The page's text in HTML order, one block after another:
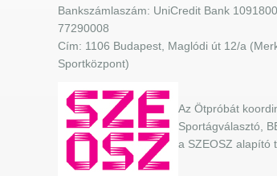
Bankszámlaszám: UniCredit Bank
77290008
Cím: 1106 Budapest, Maglódi út 12/a
Sportközpont)
Az Ötpróbát
Sportágválasztó,
a SZEOSZ alapító